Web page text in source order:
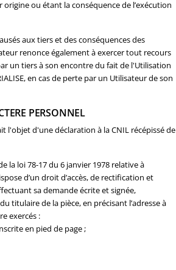
ou étant la conséquence de l’exécution
aux tiers et des conséquences des
renonce également à exercer tout recours
un tiers à son encontre du fait de l'Utilisation
en cas de perte par un Utilisateur de son
PERSONNEL
l'objet d'une déclaration à la CNIL récépissé de
la loi 78-17 du 6 janvier 1978 relative à
d’un droit d’accès, de rectification et
sa demande écrite et signée,
titulaire de la pièce, en précisant l’adresse à
exercés :
en pied de page ;